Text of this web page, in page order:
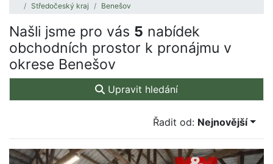
Středočeský kraj
Benešov
Našli jsme pro vás 5 nabídek
obchodních prostor k pronájmu v
okrese Benešov
Upravit hledání
Řadit od: Nejnovější